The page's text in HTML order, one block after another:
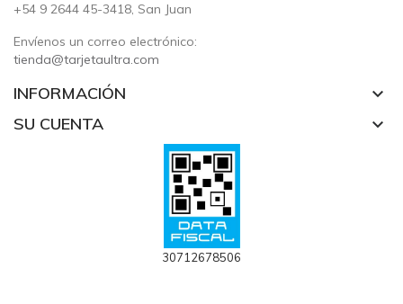
+54 9 2644 45-3418, San Juan
Envíenos un correo electrónico:
tienda@tarjetaultra.com
INFORMACIÓN keyboard_arrow_down
SU CUENTA keyboard_arrow_down
30712678506